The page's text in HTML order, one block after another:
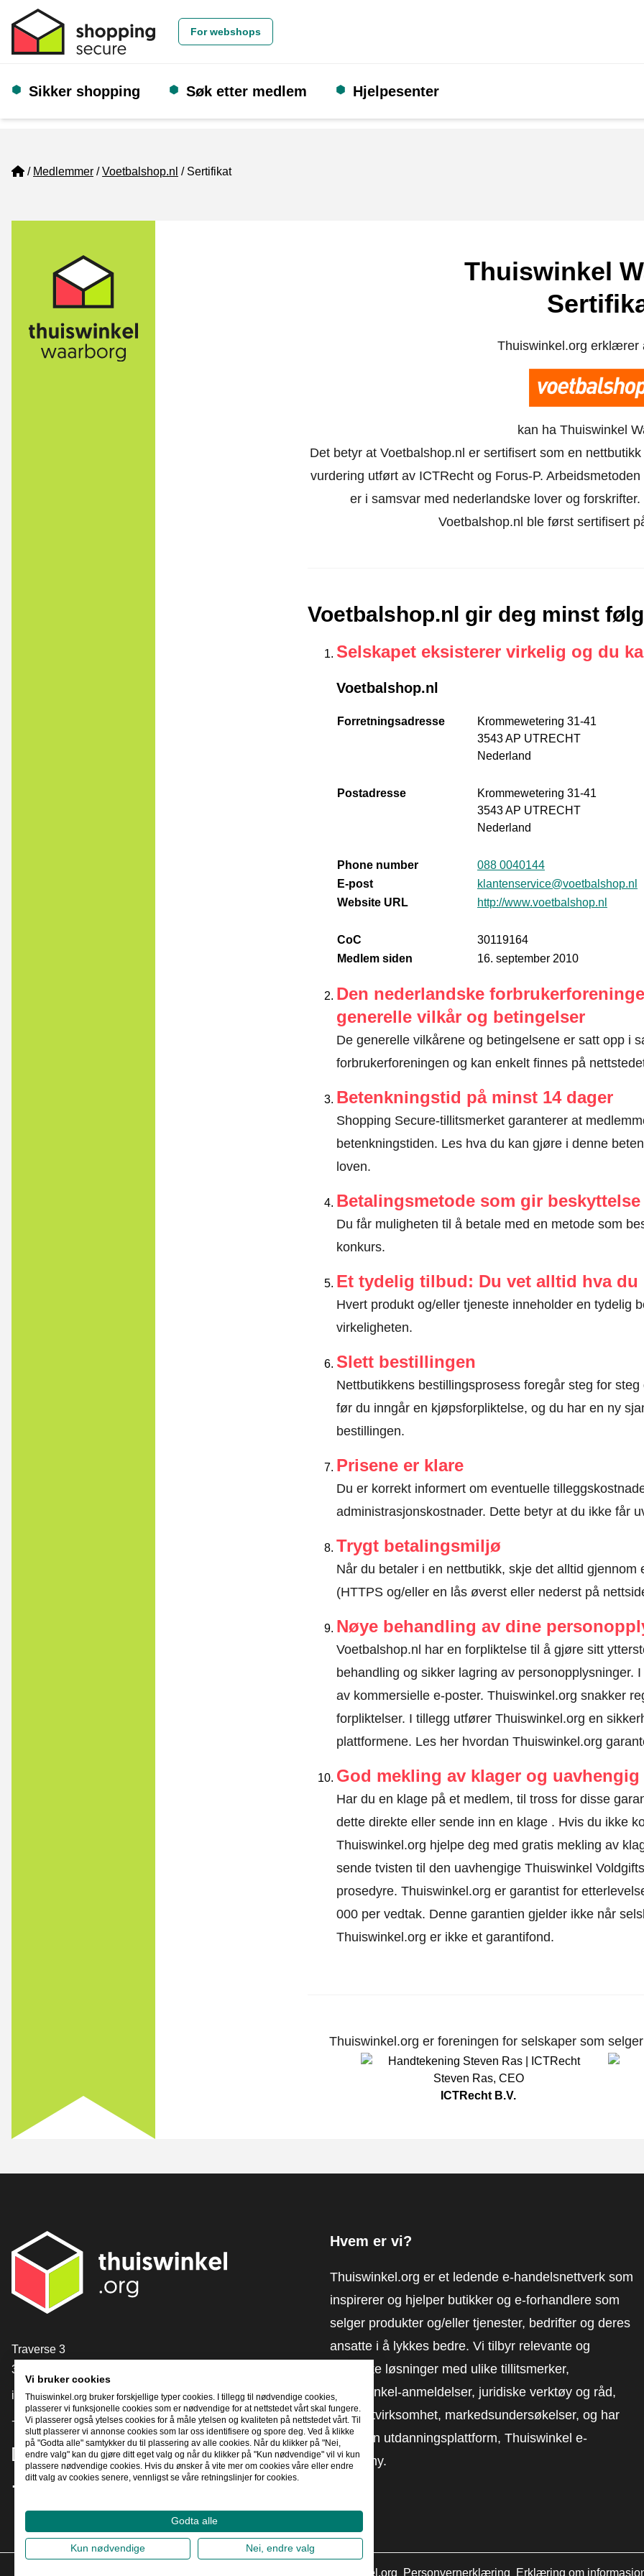
For webshops
Sikker shopping Søk etter medlem Hjelpesenter
Home
Medlemmer Voetbalshop.nl Sertifikat
Thuiswinkel
Thuiswinkel.org erklærer
kan ha Thuiswinkel
Det betyr at Voetbalshop.nl er sertifisert som en
vurdering utført av ICTRecht og Forus-P.
er i samsvar med nederlandske lover og
Voetbalshop.nl ble først sertifisert
Voetbalshop.nl gir deg minst
Selskapet eksisterer virkelig og du
Voetbalshop.nl
Forretningsadresse
Krommewetering 31-41
3543 AP UTRECHT
Nederland
Postadresse
Krommewetering 31-41
3543 AP UTRECHT
Nederland
Phone number
088 0040144
E-post
klantenservice@voetbalshop.nl
Website URL
http://www.voetbalshop.nl
CoC
30119164
Medlem siden
16. september 2010
Den nederlandske
generelle vilkår og betingelser
De generelle vilkårene og betingelsene er satt opp i
forbrukerforeningen og kan enkelt finnes på
Betenkningstid på minst 14 dager
Shopping Secure-tillitsmerket garanterer at
betenkningstiden. Les hva du kan gjøre i denne
loven.
Betalingsmetode som gir beskyttelse
Du får muligheten til å betale med en metode som
konkurs.
Et tydelig tilbud: Du vet alltid hva du
Hvert produkt og/eller tjeneste inneholder en tydelig
virkeligheten.
Slett bestillingen
Nettbutikkens bestillingsprosess foregår steg for
før du inngår en kjøpsforpliktelse, og du har en ny
bestillingen.
Prisene er klare
Du er korrekt informert om eventuelle
administrasjonskostnader. Dette betyr at du ikke får
Trygt betalingsmiljø
Når du betaler i en nettbutikk, skje det alltid
(HTTPS og/eller en lås øverst eller nederst på
Nøye behandling av dine
Voetbalshop.nl har en forpliktelse til å gjøre sitt
behandling og sikker lagring av personopplysninger.
av kommersielle e-poster. Thuiswinkel.org snakker
forpliktelser. I tillegg utfører Thuiswinkel.org en
plattformene. Les her hvordan Thuiswinkel.org
God mekling av klager og
Har du en klage på et medlem, til tross for disse
dette direkte ellersende inn en klage. Hvis du ikke
Thuiswinkel.org hjelpe deg med gratis mekling av
sende tvisten til den uavhengige Thuiswinkel
prosedyre. Thuiswinkel.org er garantist for
000 per vedtak. Denne garantien gjelder ikke når
Thuiswinkel.org er ikke et garantifond.
Thuiswinkel.org er foreningen for selskaper som
Steven Ras, CEO
ICTRecht B.V.
[_General:Contact]
Traverse 3
3905 NL Veenendaal
info@thuiswinkel.org
+31 (0)318 64 85 75
[_General:SocialMediaTitle]
Hvem er vi?
Thuiswinkel.org er et ledende e-handelsnettverk som
inspirerer og hjelper butikker og e-forhandlere som
selger produkter og/eller tjenester, bedrifter og deres
ansatte i å lykkes bedre. Vi tilbyr relevante og
praktiske løsninger med ulike tillitsmerker,
Thuiswinkel-anmeldelser, juridiske verktøy og råd,
advokatvirksomhet, markedsundersøkelser, og har
vår egen utdanningsplattform, Thuiswinkel e-
Academy.
Thuiswinkel.org Personvernerklæring Erklæring om
Vi bruker cookies
Thuiswinkel.org bruker forskjellige typer cookies. I tillegg til nødvendige cookies,
plasserer vi funksjonelle cookies som er nødvendige for at nettstedet vårt skal fungere.
Vi plasserer også ytelses cookies for å måle ytelsen og kvaliteten på nettstedet vårt. Til
slutt plasserer vi annonse cookies som lar oss identifisere og spore deg. Ved å klikke
på "Godta alle" samtykker du til plassering av alle cookies. Når du klikker på "Nei,
endre valg" kan du gjøre ditt eget valg og når du klikker på "Kun nødvendige" vil vi kun
plassere nødvendige cookies. Hvis du ønsker å vite mer om cookies våre eller endre
ditt valg av cookies senere, vennligst se våre retningslinjer for cookies.
Godta alle
Kun nødvendige Nei, endre valg